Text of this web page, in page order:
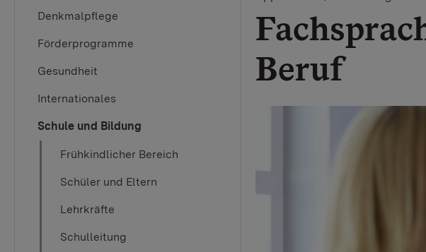
Denkmalpflege
Förderprogramme
Gesundheit
Internationales
Schule und Bildung
Frühkindlicher Bereich
Schüler und Eltern
Lehrkräfte
Schulleitung
Beruf